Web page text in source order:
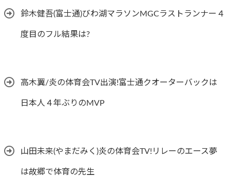
鈴木健吾(富士通)びわ湖マラソンMGCラストランナー４
度目のフル結果は?
高木翼/炎の体育会TV出演!富士通クオーターバックは
日本人４年ぶりのMVP
山田未来(やまだみく)炎の体育会TV!リレーのエース夢
は故郷で体育の先生